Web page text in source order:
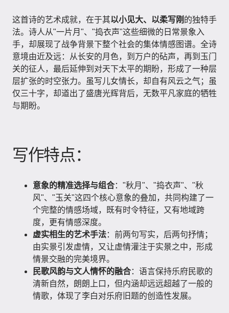
这首诗的艺术成就，在于其以小见大、以柔写刚 的独特手
法。诗人从"一片月"、"捣衣声"这些细微的日常景象入
手，却展现了战争背景下整个社会的集体情感图谱。全诗
意境由近及远：从长安的月色，到万户的砧声，再到玉门
关的征人，最后延伸到对天下太平的期盼，形成了一种层
层扩张的时空张力。虽写儿女情长，却自有风云之气；虽
仅三十字，却道出了盛唐光辉背后，无数平凡家庭的牺牲
与期盼。
写作特点：
意象的精准选择与组合："秋月"、"捣衣声"、"秋
风"、"玉关"这四个核心意象的叠加，共同构建了一
个完整的情感场域，既有时令特征，又有地域跨
度，更有情感深度。
虚实相生的艺术手法：前两句写实，后两句抒情；
由实景引发虚情，又让虚情灌注于实景之中，形成
情景交融的完美境界。
民歌风韵与文人情怀的融合：语言保持乐府民歌的
清新自然，朗朗上口，但内涵却远远超越了一般的
情歌，体现了李白对乐府旧题的创造性发展。